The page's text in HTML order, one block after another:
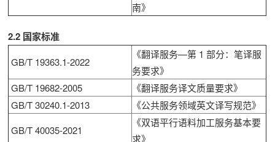
南》
2.2 国家标准
GB/T 19363.1-2022
《翻译服务—第 1 部分：笔译服
务要求》
GB/T 19682-2005
《翻译服务译文质量要求》
GB/T 30240.1-2013
《公共服务领域英文译写规范》
GB/T 40035-2021
《双语平行语料加工服务基本要
求》